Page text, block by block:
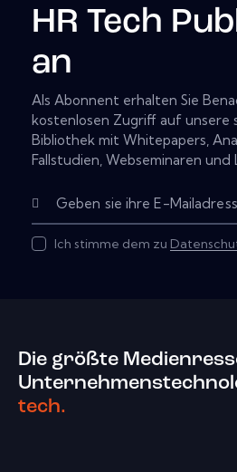
HR Tech
an
Als Abonnent erhalten Sie
kostenlosen Zugriff auf unsere
Bibliothek mit Whitepapers,
Fallstudien, Webseminaren und
Ich stimme dem zu
Die größte
tech.